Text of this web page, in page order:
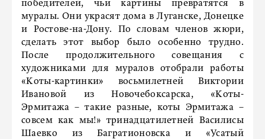
победителей, чьи картины превратятся в
муралы. Они украсят дома в Луганске, Донецке
и Ростове-на-Дону. По словам членов жюри,
сделать этот выбор было особенно трудно.
После продолжительного совещания с
художниками для муралов отобрали работы
«Коты-картинки» восьмилетней Виктории
Ивановой из Новочебоксарска, «Коты-
Эрмитажа – такие разные, коты Эрмитажа –
совсем как мы!» тринадцатилетней Василисы
Шаевко из Багратионовска и «Усатый